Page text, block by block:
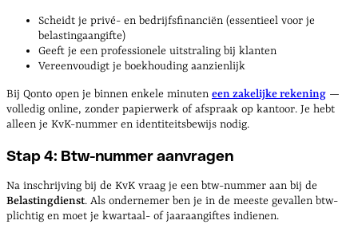
Scheidt je privé- en bedrijfsfinanciën (essentieel voor je
belastingaangifte)
Geeft je een professionele uitstraling bij klanten
Vereenvoudigt je boekhouding aanzienlijk
Bij Qonto open je binnen enkele minuten een zakelijke rekening —
volledig online, zonder papierwerk of afspraak op kantoor. Je hebt
alleen je KvK-nummer en identiteitsbewijs nodig.
Stap 4: Btw-nummer aanvragen
Na inschrijving bij de KvK vraag je een btw-nummer aan bij de
Belastingdienst. Als ondernemer ben je in de meeste gevallen btw-
plichtig en moet je kwartaal- of jaaraangiftes indienen.